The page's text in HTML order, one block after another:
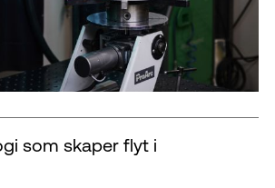
som skaper flyt i